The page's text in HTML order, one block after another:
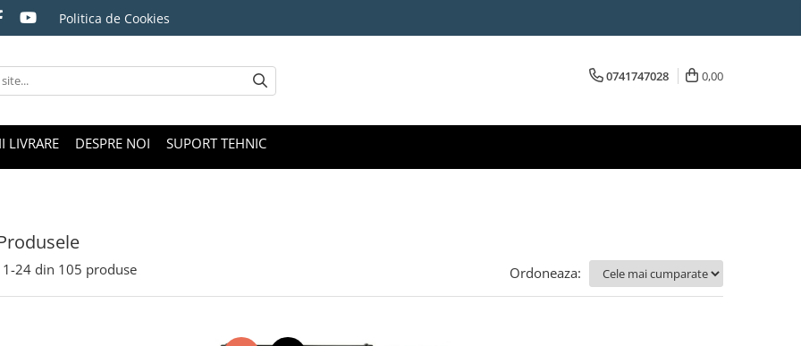
Politica de Cookies
0741747028 0,00
LIVRARE DESPRE NOI SUPORT TEHNIC
1-24 din 105 produse Ordoneaza: